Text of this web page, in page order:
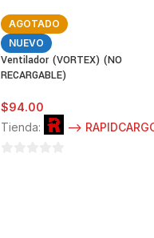
AGOTADO
NUEVO
Ventilador (VORTEX) (NO
RECARGABLE)
$94.00
Tienda:
-->